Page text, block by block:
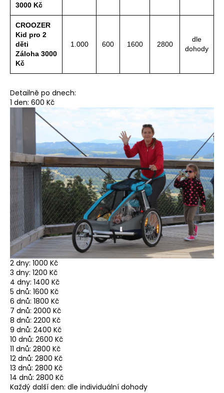
3000 Kč
CROOZER
Kid pro 2
děti
Záloha 3000
Kč
1.000 600 1600 2800
dle
dohody
Detailně po dnech:
1 den: 600 Kč
2 dny: 1000 Kč
3 dny: 1200 Kč
4 dny: 1400 Kč
5 dnů: 1600 Kč
6 dnů: 1800 Kč
7 dnů: 2000 Kč
8 dnů: 2200 Kč
9 dnů: 2400 Kč
10 dnů: 2600 Kč
11 dnů: 2800 Kč
12 dnů: 2800 Kč
13 dnů: 2800 Kč
14 dnů: 2800 Kč
Každý další den: dle individuální dohody